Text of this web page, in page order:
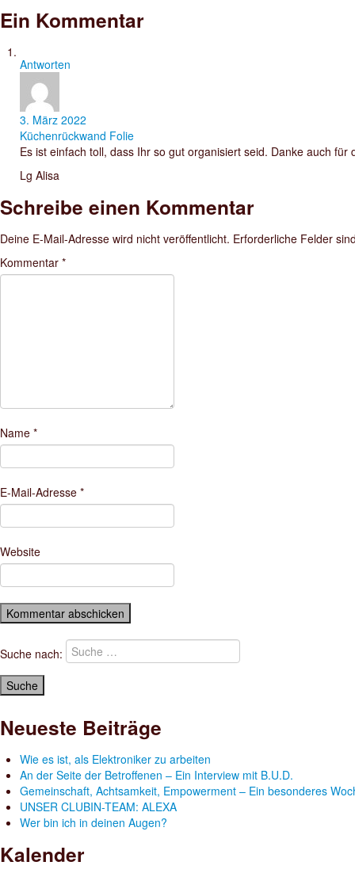
Ein Kommentar
Antworten
3. März 2022
Küchenrückwand Folie
Es ist einfach toll, dass Ihr so gut organisiert seid. Danke auch
Lg Alisa
Schreibe einen Kommentar
Deine E-Mail-Adresse wird nicht veröffentlicht. Erforderliche Felder
Kommentar *
Name *
E-Mail-Adresse *
Website
Suche nach:
Neueste Beiträge
Wie es ist, als Elektroniker zu arbeiten
An der Seite der Betroffenen – Ein Interview mit B.U.D.
Gemeinschaft, Achtsamkeit, Empowerment – Ein besonderes
UNSER CLUBIN-TEAM: ALEXA
Wer bin ich in deinen Augen?
Kalender